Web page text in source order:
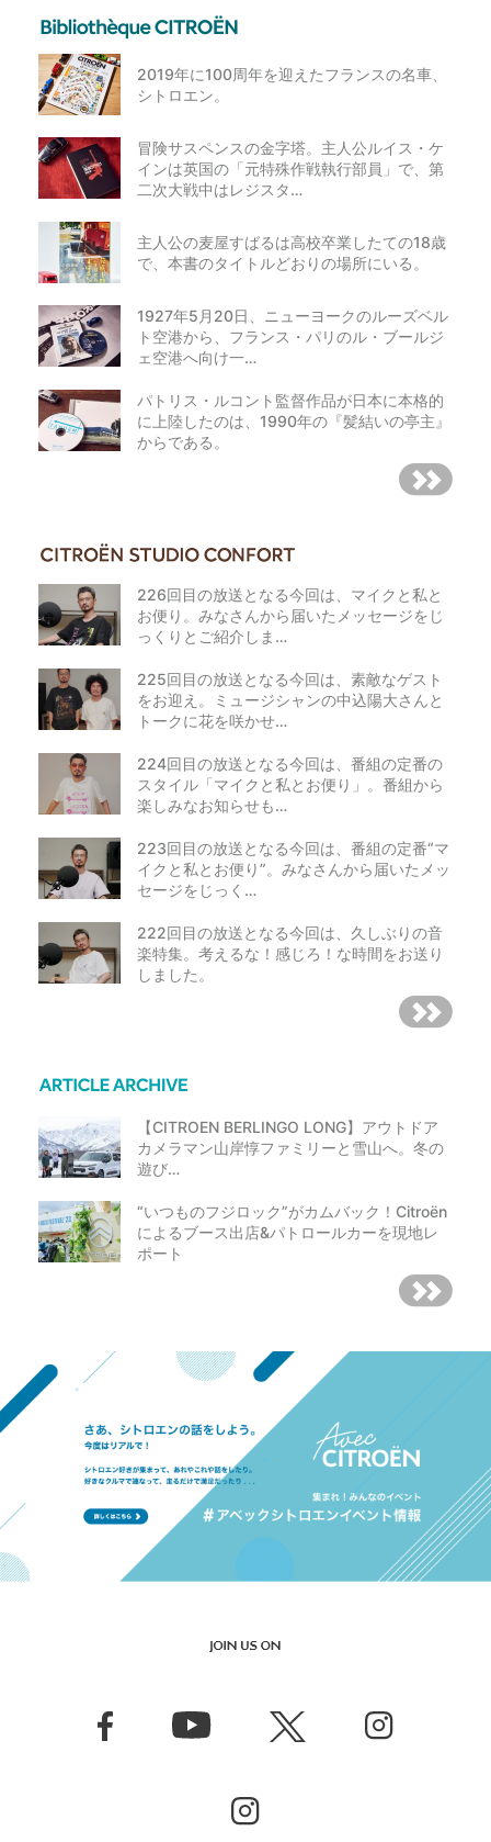
2019年に100周年を迎えたフランスの名車、
シトロエン。
冒険サスペンスの金字塔。主人公ルイス・ケ
インは英国の「元特殊作戦執行部員」で、第
二次大戦中はレジスタ…
主人公の麦屋すばるは高校卒業したての18歳
で、本書のタイトルどおりの場所にいる。
1927年5月20日、ニューヨークのルーズベル
ト空港から、フランス・パリのル・ブールジ
ェ空港へ向け一…
パトリス・ルコント監督作品が日本に本格的
に上陸したのは、1990年の『髪結いの亭主』
からである。
226回目の放送となる今回は、マイクと私と
お便り。みなさんから届いたメッセージをじ
っくりとご紹介しま…
225回目の放送となる今回は、素敵なゲスト
をお迎え。ミュージシャンの中込陽大さんと
トークに花を咲かせ…
224回目の放送となる今回は、番組の定番の
スタイル「マイクと私とお便り」。番組から
楽しみなお知らせも…
223回目の放送となる今回は、番組の定番“マ
イクと私とお便り”。みなさんから届いたメッ
セージをじっく…
222回目の放送となる今回は、久しぶりの音
楽特集。考えるな！感じろ！な時間をお送り
しました。
【CITROEN BERLINGO LONG】アウトドア
カメラマン山岸惇ファミリーと雪山へ。冬の
遊び…
“いつものフジロック”がカムバック！Citroën
によるブース出店&パトロールカーを現地レ
ポート